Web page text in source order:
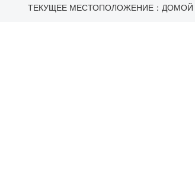
ТЕКУЩЕЕ МЕСТОПОЛОЖЕНИЕ： ДОМОЙ